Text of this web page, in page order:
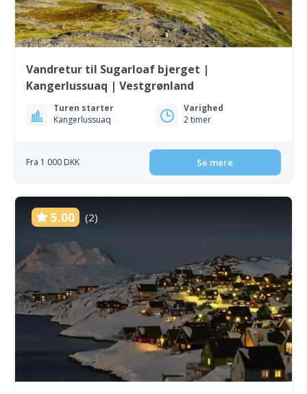
Vandretur til Sugarloaf bjerget |
Kangerlussuaq | Vestgrønland
Turen starter
Kangerlussuaq
Varighed
2 timer
Fra 1 000 DKK Se mere
5.00 (2)